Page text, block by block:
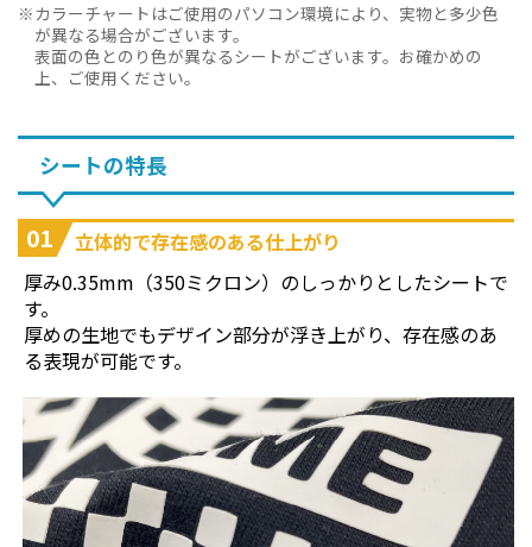
カラーチャートはご使用のパソコン環境により、実物と多少色
が異なる場合がございます。
表面の色とのり色が異なるシートがございます。お確かめの
上、ご使用ください。
シートの特長
01
立体的で存在感のある仕上がり
厚み0.35mm（350ミクロン）のしっかりとしたシートで
す。
厚めの生地でもデザイン部分が浮き上がり、存在感のあ
る表現が可能です。